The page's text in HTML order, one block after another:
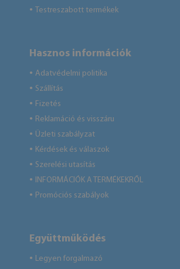
● Testreszabott termékek
Hasznos információk
● Adatvédelmi politika
● Szállítás
● Fizetés
● Reklamáció és visszáru
● Üzleti szabályzat
● Kérdések és válaszok
● Szerelési utasítás
● INFORMÁCIÓK A TERMÉKEKRŐL
● Promóciós szabályok
Együttműködés
● Legyen forgalmazó